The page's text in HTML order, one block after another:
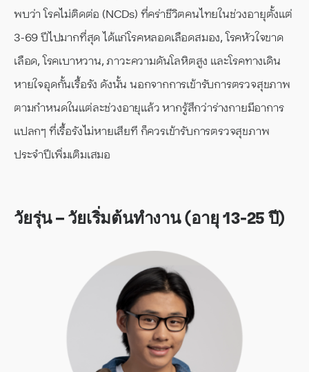
พบว่า โรคไม่ติดต่อ (NCDs) ที่คร่าชีวิตคนไทยในช่วงอายุตั้งแต่
3-69 ปีไปมากที่สุด ได้แก่โรคหลอดเลือดสมอง, โรคหัวใจขาด
เลือด, โรคเบาหวาน, ภาวะความดันโลหิตสูง และโรคทางเดิน
หายใจอุดกั้นเรื้อรัง ดังนั้น นอกจากการเข้ารับการตรวจสุขภาพ
ตามกำหนดในแต่ละช่วงอายุแล้ว หากรู้สึกว่าร่างกายมีอาการ
แปลกๆ ที่เรื้อรังไม่หายเสียที ก็ควรเข้ารับการตรวจสุขภาพ
ประจำปีเพิ่มเติมเสมอ
วัยรุ่น – วัยเริ่มต้นทำงาน (อายุ 13-25 ปี)